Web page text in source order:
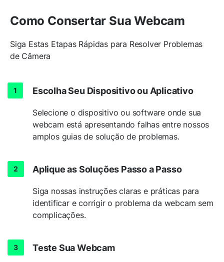
Como Consertar Sua Webcam
Siga Estas Etapas Rápidas para Resolver Problemas
de Câmera
Escolha Seu Dispositivo ou Aplicativo
Selecione o dispositivo ou software onde sua
webcam está apresentando falhas entre nossos
amplos guias de solução de problemas.
Aplique as Soluções Passo a Passo
Siga nossas instruções claras e práticas para
identificar e corrigir o problema da webcam sem
complicações.
Teste Sua Webcam